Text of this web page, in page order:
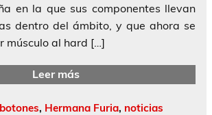
en la que sus componentes llevan
dentro del ámbito, y que ahora se
músculo al hard […]
Leer más
, Hermana Furia, noticias